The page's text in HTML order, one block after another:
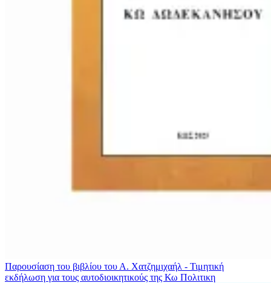
Παρουσίαση του βιβλίου του Α. Χατζημιχαήλ - Τιμητική
εκδήλωση για τους αυτοδιοικητικούς της Κω Πολιτικη